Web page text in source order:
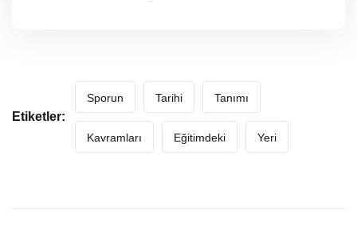
Etiketler:
Sporun Tarihi Tanımı
Kavramları Eğitimdeki Yeri